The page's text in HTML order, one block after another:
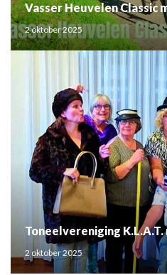
2 oktober 2025
Toneelvereniging
2 oktober 2025